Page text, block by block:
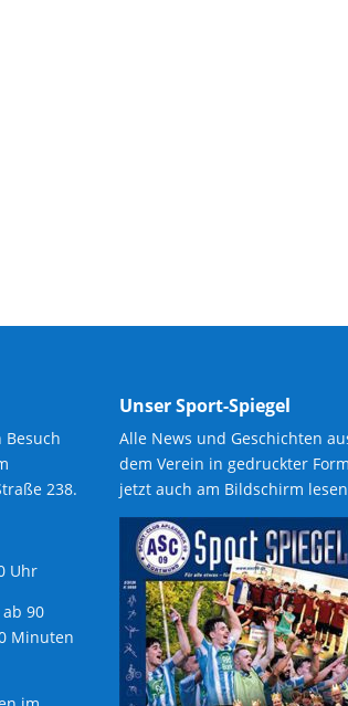
238.
Uhr
ab 90
Minuten
Unser Sport-Spiegel
Alle News und Geschichten
dem Verein in gedruckter
jetzt auch am Bildschirm